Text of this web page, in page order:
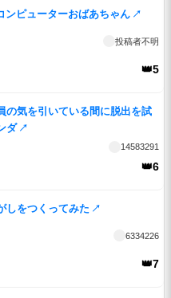
ンピューターおばあちゃん ↗
投稿者不明
👑5
の気を引いている間に脱出を試
ダ ↗
14583291
👑6
しをつくってみた ↗
6334226
👑7